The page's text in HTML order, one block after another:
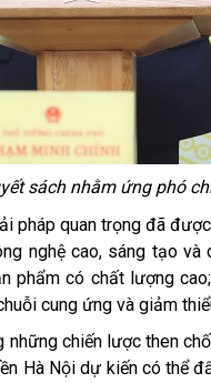
sách nhằm ứng phó
pháp quan trọng đã được
nghệ cao, sáng tạo và
phẩm có chất lượng cao
cung ứng và giảm
những chiến lược then
Hà Nội dự kiến có thể